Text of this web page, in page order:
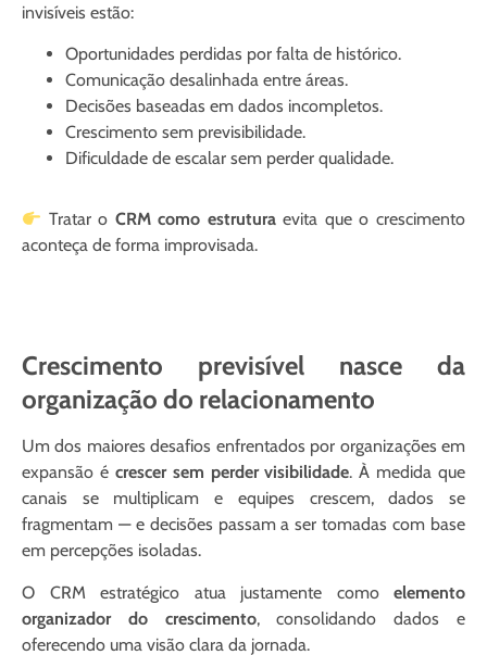
invisíveis estão:
Oportunidades perdidas por falta de histórico.
Comunicação desalinhada entre áreas.
Decisões baseadas em dados incompletos.
Crescimento sem previsibilidade.
Dificuldade de escalar sem perder qualidade.
Tratar o CRM como estruturaevita que o crescimento
aconteça de forma improvisada.
Crescimento previsível nasce da
organização do relacionamento
Um dos maiores desafios enfrentados por organizações em
expansão é crescer sem perder visibilidade. À medida que
canais se multiplicam e equipes crescem, dados se
fragmentam — e decisões passam a ser tomadas com base
em percepções isoladas.
O CRM estratégico atua justamente como elemento
organizador do crescimento, consolidando dados e
oferecendo uma visão clara da jornada.